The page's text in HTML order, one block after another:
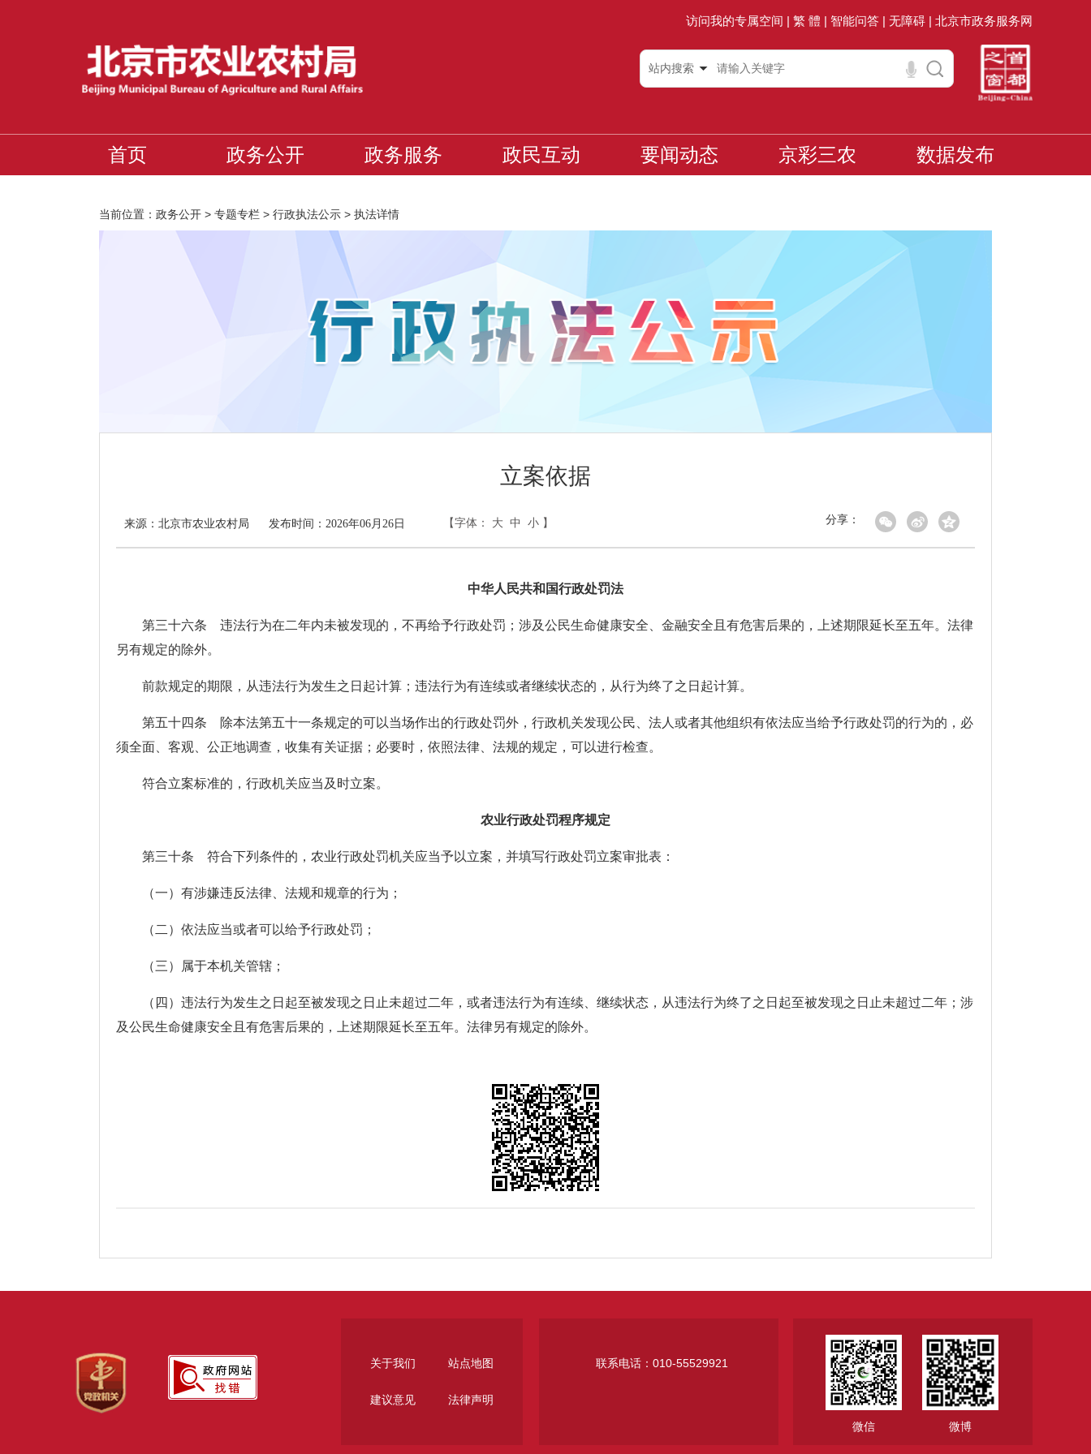
访问我的专属空间 | 繁 體 | 智能问答 | 无障碍 | 北京市政务服务网
站内搜索
首页 政务公开 政务服务 政民互动 要闻动态 京彩三农 数据发布
当前位置： 政务公开 > 专题专栏 > 行政执法公示 > 执法详情
立案依据
来源： 北京市农业农村局 发布时间：2026年06月26日 【字体： 大 中 小 】 分享：
中华人民共和国行政处罚法
第三十六条 违法行为在二年内未被发现的，不再给予行政处罚；涉及公民生命健康安全、金融安全且有危害后果的，上述期限延长至五年。法律
另有规定的除外。
前款规定的期限，从违法行为发生之日起计算；违法行为有连续或者继续状态的，从行为终了之日起计算。
第五十四条 除本法第五十一条规定的可以当场作出的行政处罚外，行政机关发现公民、法人或者其他组织有依法应当给予行政处罚的行为的，必
须全面、客观、公正地调查，收集有关证据；必要时，依照法律、法规的规定，可以进行检查。
符合立案标准的，行政机关应当及时立案。
农业行政处罚程序规定
第三十条 符合下列条件的，农业行政处罚机关应当予以立案，并填写行政处罚立案审批表：
（一）有涉嫌违反法律、法规和规章的行为；
（二）依法应当或者可以给予行政处罚；
（三）属于本机关管辖；
（四）违法行为发生之日起至被发现之日止未超过二年，或者违法行为有连续、继续状态，从违法行为终了之日起至被发现之日止未超过二年；涉
及公民生命健康安全且有危害后果的，上述期限延长至五年。法律另有规定的除外。
关于我们 站点地图
建议意见 法律声明
联系电话：010-55529921
微信 微博